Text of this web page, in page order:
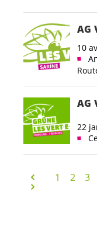
AG
10
AG
22
1 2 3